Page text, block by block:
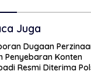
Juga
Dugaan
Penyebaran Konten
Resmi Diterima